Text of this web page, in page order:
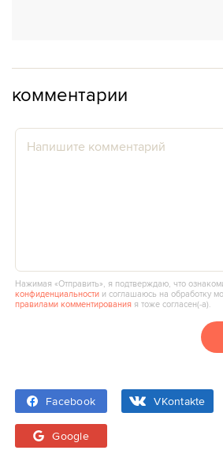
комментарии
Нажимая «Отправить», я подтверждаю, что
конфиденциальности и соглашаюсь на обработку
правилами комментирования я тоже согласен(‑а).
Facebook VKontakte
Google